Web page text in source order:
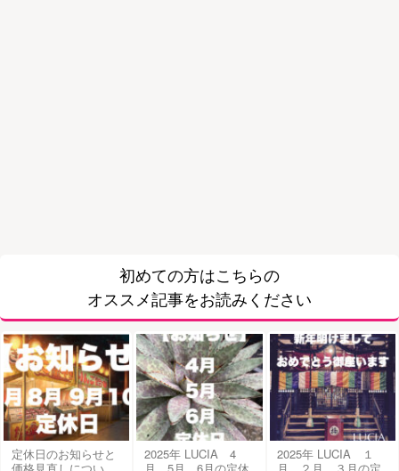
初めての方はこちらの
オススメ記事をお読みください
定休日のお知らせと
2025年 LUCIA 4
2025年 LUCIA １